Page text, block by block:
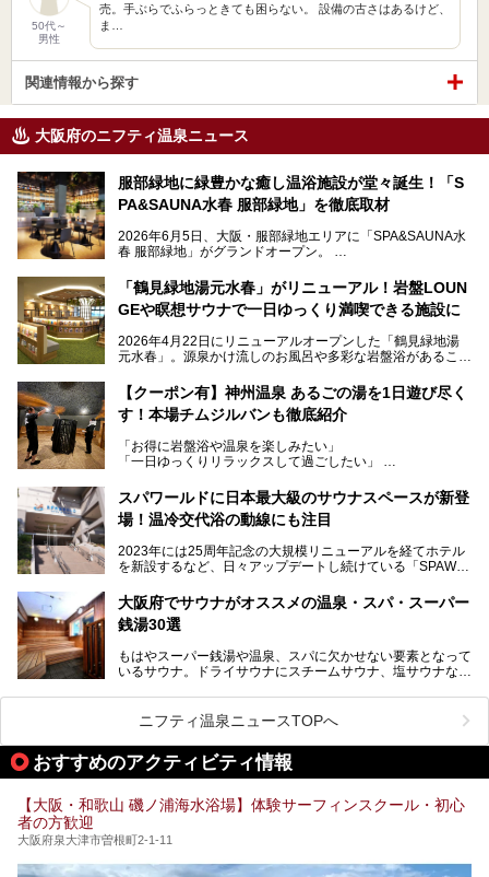
50代～
男性
売。手ぶらでふらっときても困らない。 設備の古さはあるけど、
ま…
関連情報から探す
大阪府のニフティ温泉ニュース
服部緑地に緑豊かな癒し温浴施設が堂々誕生！「S
PA&SAUNA水春 服部緑地」を徹底取材
2026年6月5日、大阪・服部緑地エリアに「SPA&SAUNA水
春 服部緑地」がグランドオープン。
当初の計画から約5年の時を経て誕生した本施設は、温泉・
サウナ・岩盤浴・フィットネス・ラウンジ・レストランなど
を融合した、これまでの“水春”のイメージをさらに進化させ
今回はオープン前の内覧会に参加し、館内のこだわりポイン
サウナー注目の3種のサウナや160cmの深水風呂、没入感の
高い岩盤浴エリア、日本最大の台数を誇る最新AIフィットネ
スマシンなど、見どころ満載の館内を詳しくご紹介します。
「鶴見緑地湯元水春」がリニューアル！岩盤LOUN
GEや瞑想サウナで一日ゆっくり満喫できる施設に
2026年4月22日にリニューアルオープンした「鶴見緑地湯
元水春」。源泉かけ流しのお風呂や多彩な岩盤浴があること
に“一日中くつろげる場所”としてパワーアップしています。
今回のリニューアルでは、新たに登場した瞑想サウナをはじ
見どころが盛りだくさん。日常の疲れを癒やしたい方はもち
ろん、休日にゆったり過ごしたい方にもぴったりの内容とな
本記事では、そんなリニューアル後の注目ポイントを詳しく
紹介します。これから「鶴見緑地湯元水春」に訪れる方や、
い。
【クーポン有】神州温泉 あるごの湯を1日遊び尽く
す！本場チムジルバンも徹底紹介
「お得に岩盤浴や温泉を楽しみたい」
「一日ゆっくりリラックスして過ごしたい」
利用できる「神州温泉 あるごの湯」です。
あるごの湯は、大阪府豊中市にある日帰り温浴施設で、阪急
チムジルバン（岩盤浴）を中心に、発汗・リラックス・漫画
タイムまで満喫できる長時間滞在型の施設なので、一日中ゆ
る迫力ある熱波パフォーマンスも毎日行われており、“とと
のう”体験をしっかり楽しめるのもポイントです。
ケやボウリングといった遊び場もあり、友人同士やカップル
で“遊び+癒し”の一日を過ごすのにもぴったり。
処にいたるまで魅力をたっぷり堪能してきたので、その全容
スパワールドに日本最大級のサウナスペースが新登
場！温冷交代浴の動線にも注目
2023年には25周年記念の大規模リニューアルを経てホテル
を新設するなど、日々アップデートし続けている「SPAWO
そんなスパワールドが2025年11月15日（土）に、新たな浴
室や日本最大級140人収容の大規模サウナを携えてリニュー
アルオープン！浴室である4F・6Fそれぞれにリニューアル
大規模リニューアルの全容を確認すべく、リニューアルプレ
オープンイベントに行ってきました！今回はそのリニューア
大阪府でサウナがオススメの温泉・スパ・スーパー
銭湯30選
もはやスーパー銭湯や温泉、スパに欠かせない要素となって
いるサウナ。ドライサウナにスチームサウナ、塩サウナな
ペース、ロウリュウなど、心ゆくまで楽しむためのサービス
が充実した施設も多くみられます。
今回はそんなサウナにこだわった、大阪府内のオススメ温
泉・銭湯・スパを30件紹介したいと思います！
ニフティ温泉ニュースTOPへ
おすすめのアクティビティ情報
【大阪・和歌山 磯ノ浦海水浴場】体験サーフィンスクール・初心
者の方歓迎
大阪府泉大津市曽根町2-1-11